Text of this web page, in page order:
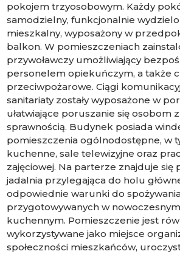
pokojem trzyosobowym. Każdy
samodzielny, funkcjonalnie
mieszkalny, wyposażony w
balkon. W pomieszczeniach
przywoławczy umożliwiający
personelem opiekuńczym, a także
przeciwpożarowe. Ciągi
sanitariaty zostały wyposażone w
ułatwiające poruszanie się osobom
sprawnością. Budynek posiada
pomieszczenia ogólnodostępne, w
kuchenne, sale telewizyjne oraz
zajęciowej. Na parterze znajduje się
jadalnia przylegająca do holu
odpowiednie warunki do
przygotowywanych w
kuchennym. Pomieszczenie jest
wykorzystywane jako miejsce
społeczności mieszkańców,